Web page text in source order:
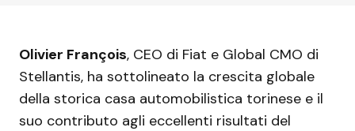
Olivier François, CEO di Fiat e Global CMO di
Stellantis, ha sottolineato la crescita globale
della storica casa automobilistica torinese e il
suo contributo agli eccellenti risultati del